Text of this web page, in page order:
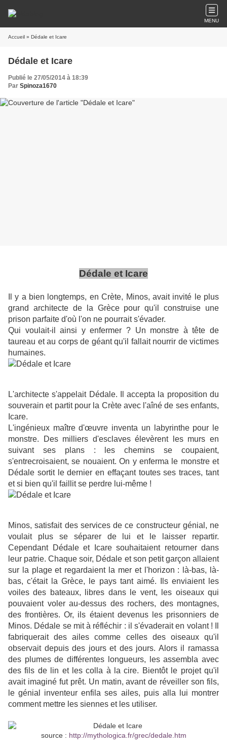
MENU
Accueil » Dédale et Icare
Dédale et Icare
Publié le 27/05/2014 à 18:39
Par Spinoza1670
Dédale et Icare
Il y a bien longtemps, en Crète, Minos, avait invité le plus
grand architecte de la Grèce pour qu'il construise une
prison parfaite d'où l'on ne pourrait s'évader.
Qui voulait-il ainsi y enfermer ? Un monstre à tête de
taureau et au corps de géant qu'il fallait nourrir de victimes
humaines.
L'architecte s'appelait Dédale. Il accepta la proposition du
souverain et partit pour la Crète avec l'aîné de ses enfants,
Icare.
L'ingénieux maître d'œuvre inventa un labyrinthe pour le
monstre. Des milliers d'esclaves élevèrent les murs en
suivant ses plans : les chemins se coupaient,
s'entrecroisaient, se nouaient. On y enferma le monstre et
Dédale sortit le dernier en effaçant toutes ses traces, tant
et si bien qu'il faillit se perdre lui-même !
Minos, satisfait des services de ce constructeur génial, ne
voulait plus se séparer de lui et le laisser repartir.
Cependant Dédale et Icare souhaitaient retourner dans
leur patrie. Chaque soir, Dédale et son petit garçon allaient
sur la plage et regardaient la mer et l'horizon : là-bas, là-
bas, c'était la Grèce, le pays tant aimé. Ils enviaient les
voiles des bateaux, libres dans le vent, les oiseaux qui
pouvaient voler au-dessus des rochers, des montagnes,
des frontières. Or, ils étaient devenus les prisonniers de
Minos. Dédale se mit à réfléchir : il s'évaderait en volant ! Il
fabriquerait des ailes comme celles des oiseaux qu'il
observait depuis des jours et des jours. Alors il ramassa
des plumes de différentes longueurs, les assembla avec
des fils de lin et les colla à la cire. Bientôt le projet qu'il
avait imaginé fut prêt. Un matin, avant de réveiller son fils,
le génial inventeur enfila ses ailes, puis alla lui montrer
comment mettre les siennes et les utiliser.
source : http://mythologica.fr/grec/dedale.htm